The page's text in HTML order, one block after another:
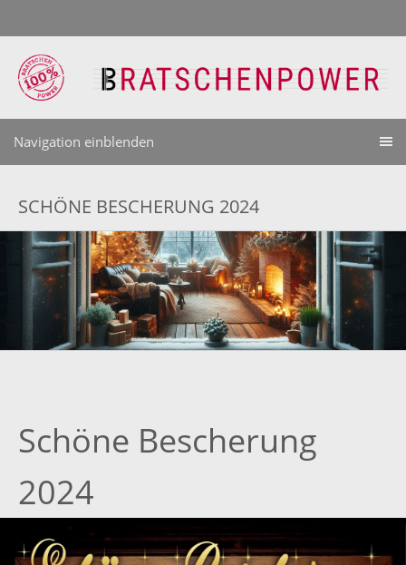
Navigation einblenden
SCHÖNE BESCHERUNG 2024
Schöne Bescherung
2024